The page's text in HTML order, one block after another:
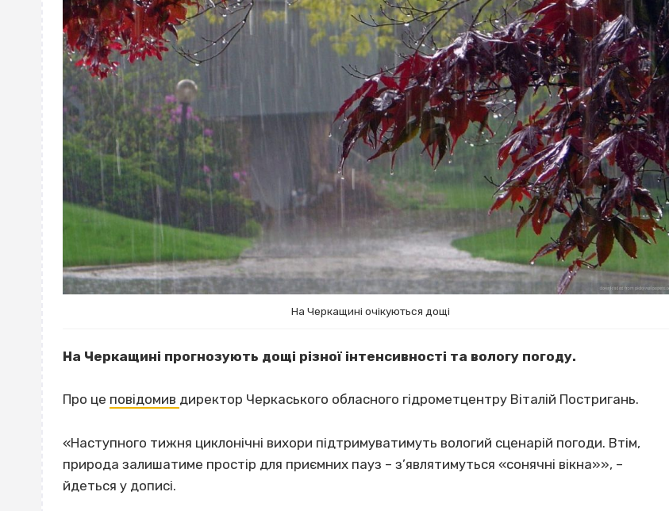
На Черкащині очікуються дощі
На Черкащині прогнозують дощі різної інтенсивності та вологу погоду.
Про це повідомив директор Черкаського обласного гідрометцентру Віталій Постригань.
«Наступного тижня циклонічні вихори підтримуватимуть вологий сценарій погоди. Втім,
природа залишатиме простір для приємних пауз – з’являтимуться «сонячні вікна»», –
йдеться у дописі.